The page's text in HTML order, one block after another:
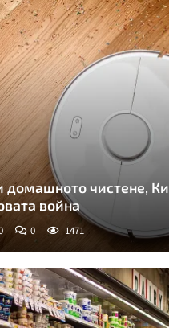
домашното чистене,
война
0 1471